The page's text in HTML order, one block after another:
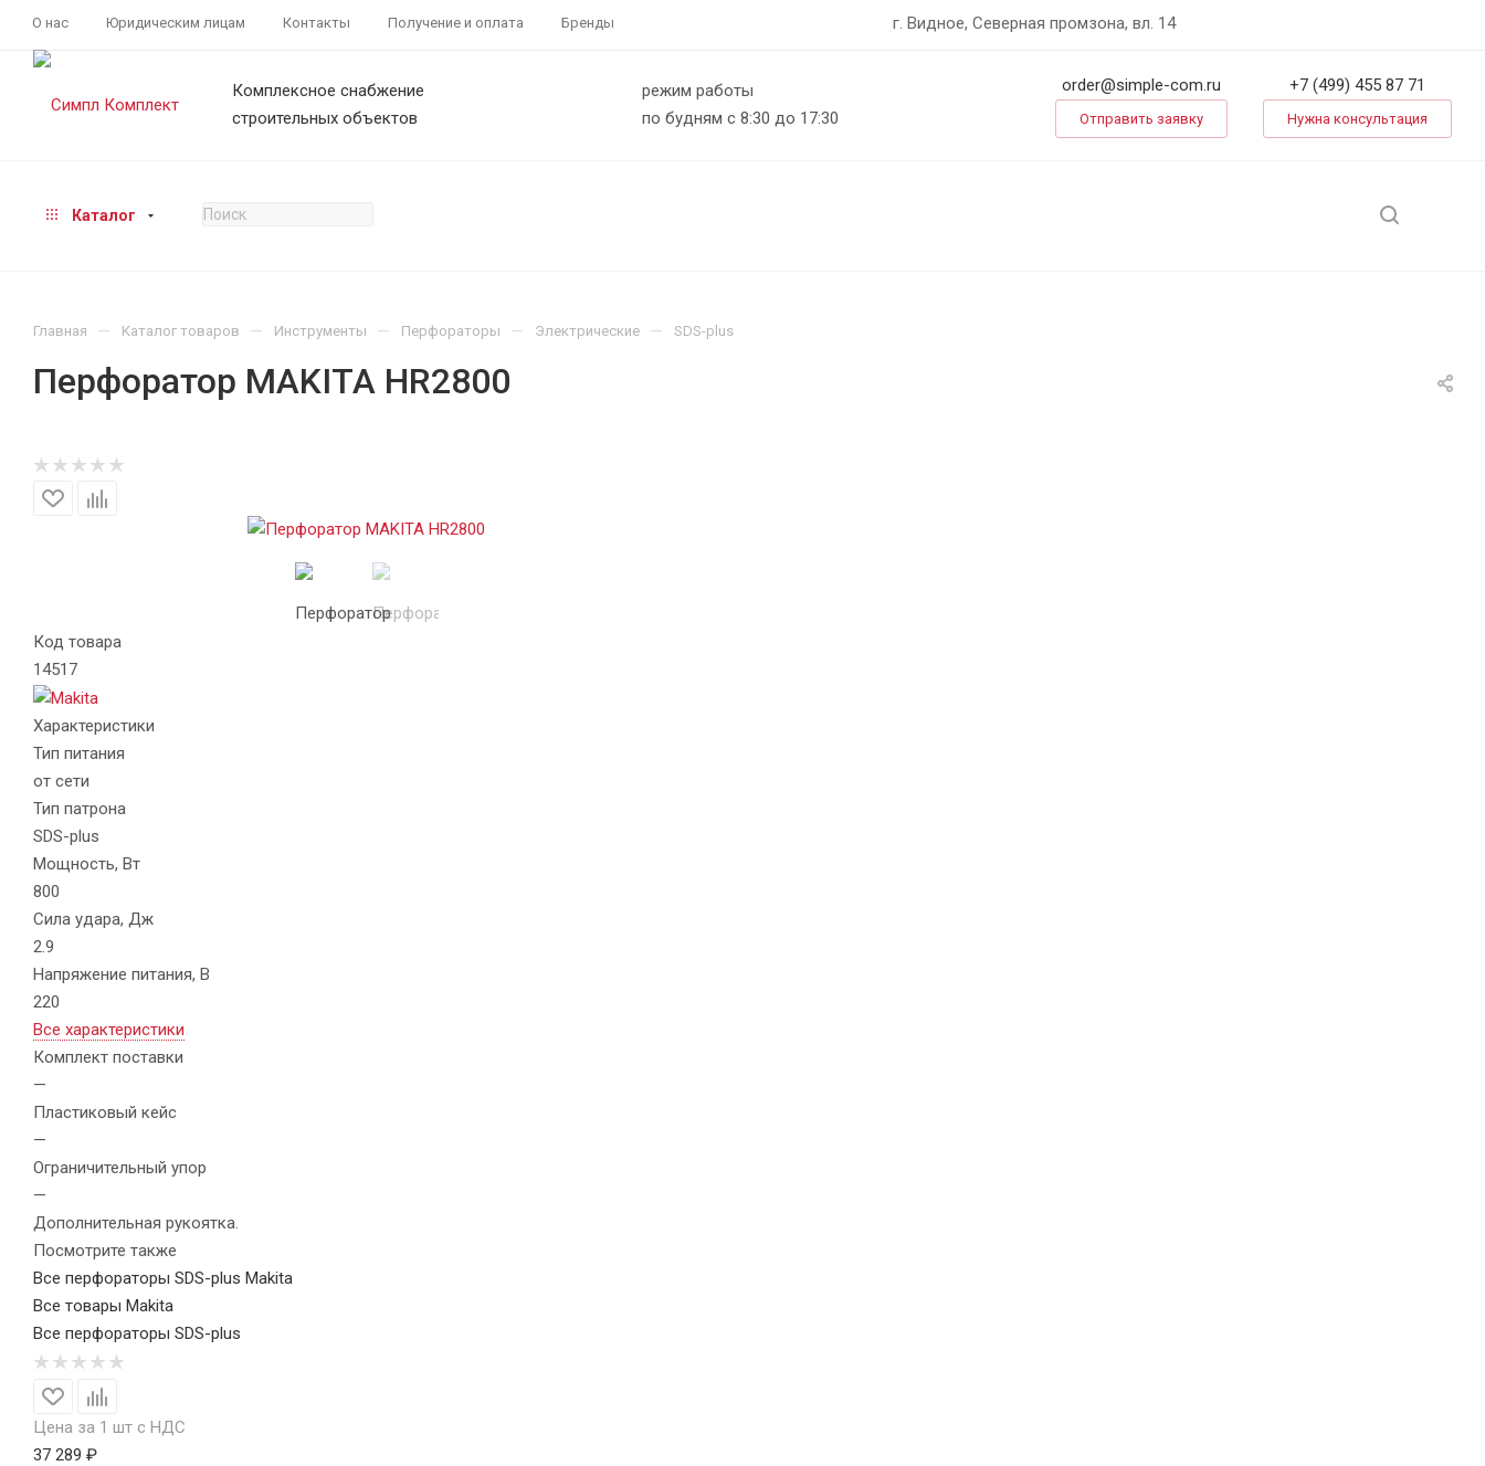
О нас Юридическим лицам Контакты Получение и оплата Бренды г. Видное, Северная промзона, вл. 14
Комплексное снабжение
строительных объектов
режим работы
по будням с 8:30 до 17:30
order@simple-com.ru
Отправить заявку
+7 (499) 455 87 71
Нужна консультация
Каталог
Главная — Каталог товаров — Инструменты — Перфораторы — Электрические — SDS-plus
Перфоратор MAKITA HR2800
Код товара
14517
Характеристики
Тип питания
от сети
Тип патрона
SDS-plus
Мощность, Вт
800
Сила удара, Дж
2.9
Напряжение питания, В
220
Все характеристики
Комплект поставки
—
Пластиковый кейс
—
Ограничительный упор
—
Дополнительная рукоятка.
Посмотрите также
Все перфораторы SDS-plus Makita
Все товары Makita
Все перфораторы SDS-plus
Цена за 1 шт с НДС
37 289 ₽